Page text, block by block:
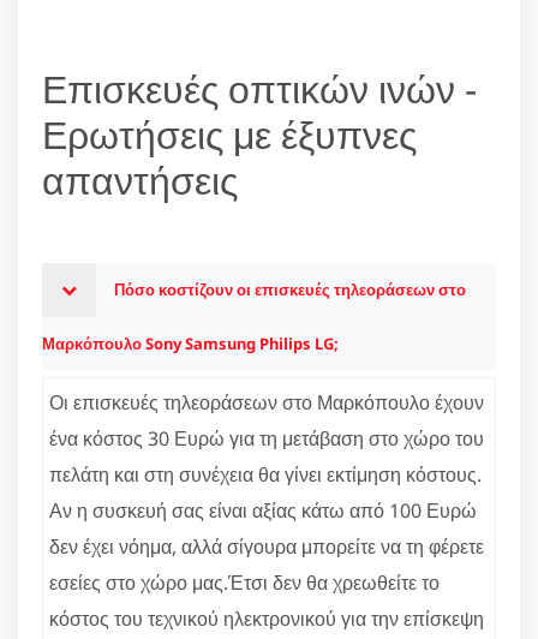
Επισκευές οπτικών ινών -
Ερωτήσεις με έξυπνες
απαντήσεις
Πόσο κοστίζουν οι επισκευές τηλεοράσεων στο
Μαρκόπουλο Sony Samsung Philips LG;
Οι επισκευές τηλεοράσεων στο Μαρκόπουλο έχουν
ένα κόστος 30 Ευρώ για τη μετάβαση στο χώρο του
πελάτη και στη συνέχεια θα γίνει εκτίμηση κόστους.
Αν η συσκευή σας είναι αξίας κάτω από 100 Ευρώ
δεν έχει νόημα, αλλά σίγουρα μπορείτε να τη φέρετε
εσείες στο χώρο μας.Έτσι δεν θα χρεωθείτε το
κόστος του τεχνικού ηλεκτρονικού για την επίσκεψη